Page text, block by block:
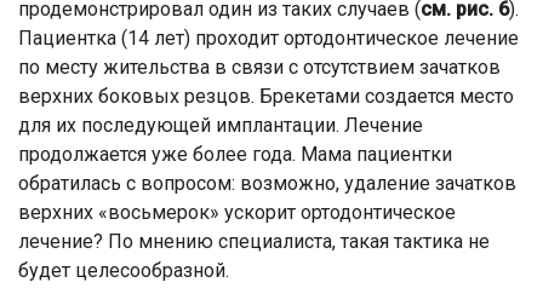
продемонстрировал один из таких случаев (см. рис. 6).
Пациентка (14 лет) проходит ортодонтическое лечение
по месту жительства в связи с отсутствием зачатков
верхних боковых резцов. Брекетами создается место
для их последующей имплантации. Лечение
продолжается уже более года. Мама пациентки
обратилась с вопросом: возможно, удаление зачатков
верхних «восьмерок» ускорит ортодонтическое
лечение? По мнению специалиста, такая тактика не
будет целесообразной.